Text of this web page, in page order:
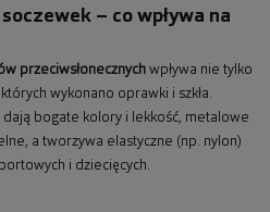
– co wpływa na
przeciwsłonecznych wpływa nie tylko
wykonano oprawki i szkła.
bogate kolory i lekkość, metalowe
a tworzywa elastyczne (np. nylon)
i dziecięcych.